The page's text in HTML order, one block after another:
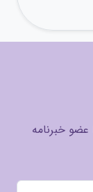
خبرنامه